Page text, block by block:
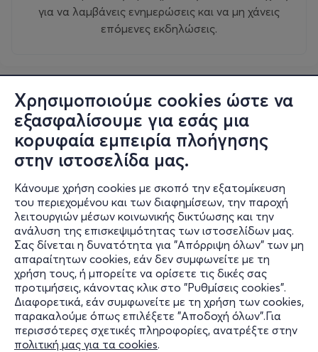
Χρησιμοποιούμε cookies ώστε να
εξασφαλίσουμε για εσάς μια
κορυφαία εμπειρία πλοήγησης
στην ιστοσελίδα μας.
Κάνουμε χρήση cookies με σκοπό την εξατομίκευση
του περιεχομένου και των διαφημίσεων, την παροχή
λειτουργιών μέσων κοινωνικής δικτύωσης και την
ανάλυση της επισκεψιμότητας των ιστοσελίδων μας.
Σας δίνεται η δυνατότητα για "Απόρριψη όλων" των μη
απαραίτητων cookies, εάν δεν συμφωνείτε με τη
χρήση τους, ή μπορείτε να ορίσετε τις δικές σας
προτιμήσεις, κάνοντας κλικ στο "Ρυθμίσεις cookies".
Διαφορετικά, εάν συμφωνείτε με τη χρήση των cookies,
παρακαλούμε όπως επιλέξετε "Αποδοχή όλων".Για
περισσότερες σχετικές πληροφορίες, ανατρέξτε στην
πολιτική μας για τα cookies.
για να λαμβάνεις ενημερώσεις και να μη χάνεις
επόμενες εκδηλώσεις.
Πληροφορίες
Υποστήριξη
Stay Connected